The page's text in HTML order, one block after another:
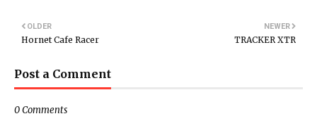
NEWER
TRACKER XTR
OLDER
Hornet Cafe Racer
Post a Comment
0 Comments